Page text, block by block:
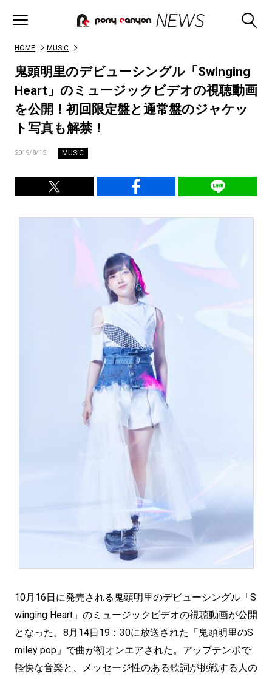
HOME MUSIC
鬼頭明里のデビューシングル「Swinging
Heart」のミュージックビデオの視聴動画
を公開！初回限定盤と通常盤のジャケッ
ト写真も解禁！
2019/8/15 MUSIC
10月16日に発売される鬼頭明里のデビューシングル「S
winging Heart」のミュージックビデオの視聴動画が公開
となった。8月14日19：30に放送された「鬼頭明里のS
miley pop」で曲が初オンエアされた。アップテンポで
軽快な音楽と、メッセージ性のある歌詞が挑戦する人の